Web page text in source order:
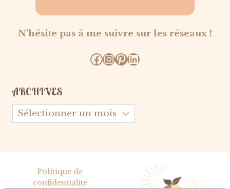
N'hésite pas à me suivre sur les réseaux !
Facebook
Instagram
Pinterest
LinkedIn
ARCHIVES
Archives
Politique de
confidentialité